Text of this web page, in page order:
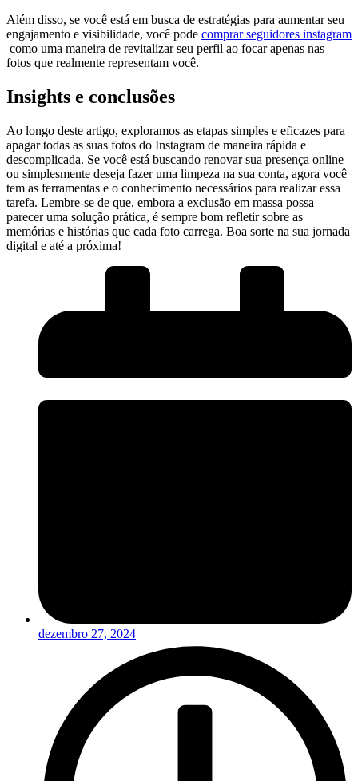
Além⁢ disso, se você está em​ busca ⁣de estratégias para aumentar seu
engajamento e⁤ visibilidade, você ⁣pode comprar seguidores instagram
​ como uma maneira de revitalizar seu perfil ao focar apenas nas
fotos que realmente representam você.
Insights e conclusões
Ao longo deste artigo,‌ exploramos as⁣ etapas simples​ e ‌eficazes para
apagar todas as suas fotos do ⁤Instagram de maneira rápida e
descomplicada. Se você‌ está⁢ buscando renovar sua presença online
ou simplesmente deseja fazer uma limpeza⁤ na sua conta, agora você⁢
tem ⁣as ferramentas⁢ e o conhecimento necessários para ⁢realizar essa
tarefa. ‍Lembre-se de que,‍ embora a exclusão em massa possa
parecer uma solução prática, é sempre bom ⁤refletir sobre as
memórias e histórias que cada foto carrega. ⁣Boa sorte na sua jornada
digital e até​ a próxima!
dezembro 27, 2024